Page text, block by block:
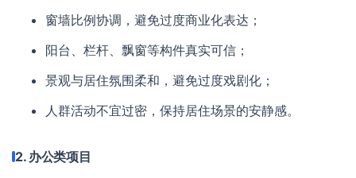
窗墙比例协调，避免过度商业化表达；
阳台、栏杆、飘窗等构件真实可信；
景观与居住氛围柔和，避免过度戏剧化；
人群活动不宜过密，保持居住场景的安静感。
2. 办公类项目